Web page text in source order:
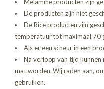
Melamine producten zijn
De producten zijn niet
De Rice producten zijn
temperatuur tot maximaal 70
Als er een scheur in een
Na verloop van tijd kunnen
mat worden. Wij raden aan,
gebruiken.